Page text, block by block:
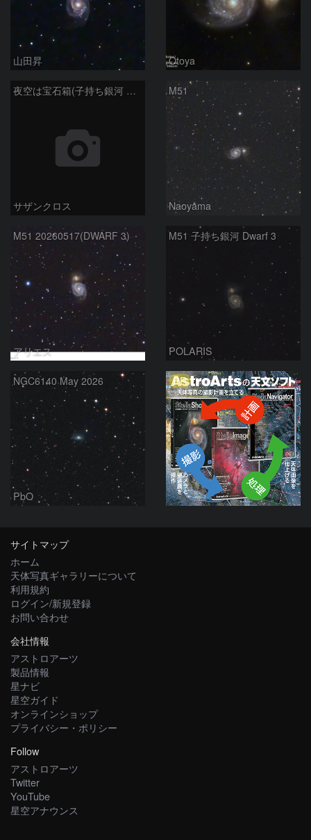
山田昇 Otoya
夜空は宝石箱(子持ち銀河 M51) Seestar50
サザンクロス
M51
Naoyama
M51 20260517(DWARF 3)
アリエス
M51 子持ち銀河 Dwarf 3
POLARIS
NGC6140 May 2026
PbO
PR
サイトマップ
ホーム
天体写真ギャラリーについて
利用規約
ログイン/新規登録
お問い合わせ
会社情報
アストロアーツ
製品情報
星ナビ
星空ガイド
オンラインショップ
プライバシー・ポリシー
Follow
アストロアーツ
Twitter
YouTube
星空アナウンス